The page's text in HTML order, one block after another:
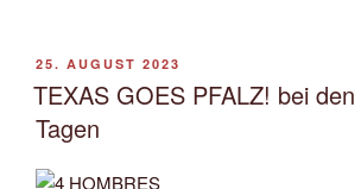
VERÖFFENTLICHT
AM
25. AUGUST 2023
TEXAS GOES PFALZ! bei den
Tagen